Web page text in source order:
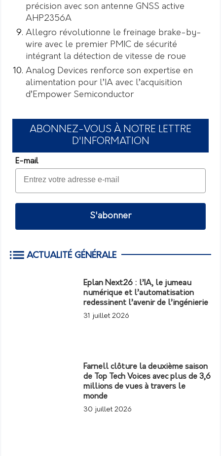
précision avec son antenne GNSS active
AHP2356A
Allegro révolutionne le freinage brake-by-
wire avec le premier PMIC de sécurité
intégrant la détection de vitesse de roue
Analog Devices renforce son expertise en
alimentation pour l’IA avec l’acquisition
d’Empower Semiconductor
ABONNEZ-VOUS À NOTRE LETTRE
D'INFORMATION
E-mail
S'abonner
ACTUALITÉ GÉNÉRALE
Eplan Next26 : l’IA, le jumeau
numérique et l’automatisation
redessinent l’avenir de l’ingénierie
31 juillet 2026
Farnell clôture la deuxième saison
de Top Tech Voices avec plus de 3,6
millions de vues à travers le
monde
30 juillet 2026